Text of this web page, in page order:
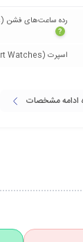
رده ساعت‌های فشن (Fashion Watches)‏
?
اسپرت (Sport Watches)‏
ادامه مشخصات